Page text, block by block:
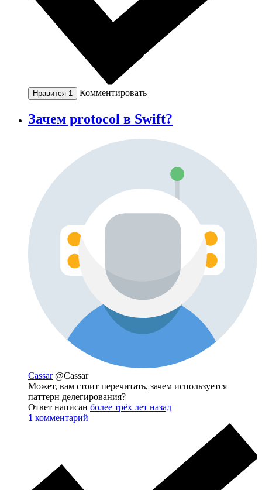
Нравится 1 Комментировать
Зачем protocol в Swift?
Cassar @Cassar
Может, вам стоит перечитать, зачем используется
паттерн делегирования?
Ответ написан более трёх лет назад
1 комментарий